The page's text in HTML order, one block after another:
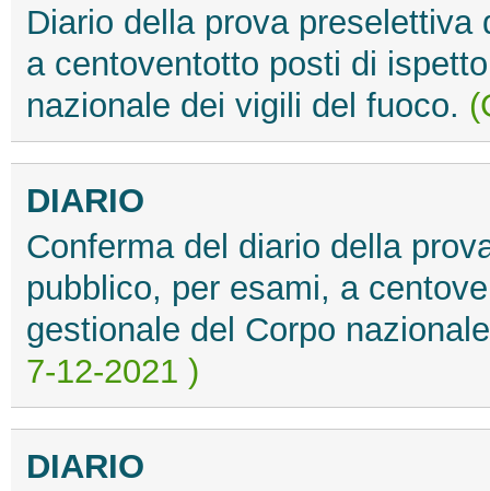
Diario della prova
a centoventotto posti di
nazionale dei vigili del fuoco.
DIARIO
Conferma del diario della
pubblico, per esami, a
gestionale del Corpo
7-12-2021 )
DIARIO